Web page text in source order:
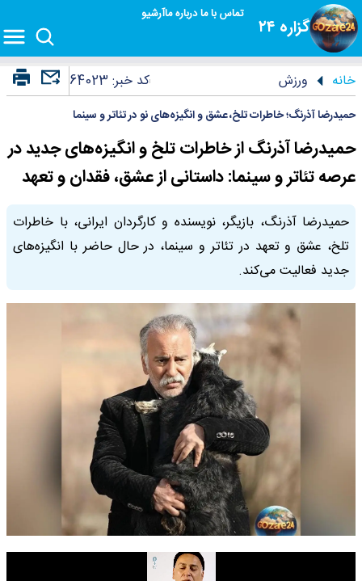
گزاره ۲۴
تماس با مادرباره ماآرشیو
خانه ورزش کد خبر: 64023
حمیدرضا آذرنگ؛ خاطرات تلخ، عشق و انگیزه‌های نو در تئاتر و سینما
حمیدرضا آذرنگ از خاطرات تلخ و انگیزه‌های جدید در
عرصه تئاتر و سینما: داستانی از عشق، فقدان و تعهد
حمیدرضا آذرنگ، بازیگر، نویسنده و کارگردان ایرانی، با خاطرات
تلخ، عشق و تعهد در تئاتر و سینما، در حال حاضر با انگیزه‌های
جدید فعالیت می‌کند.